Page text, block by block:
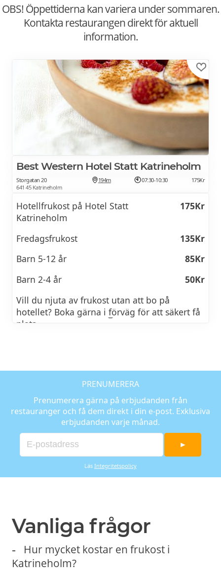
OBS! Öppettiderna kan variera under sommaren.
Kontakta restaurangen direkt för aktuell
information.
Best Western Hotel Statt Katrineholm
Storgatan 20
641 45 Katrineholm
194m 07:30-10:30 175Kr
Hotellfrukost på Hotel Statt
Katrineholm
175Kr
Fredagsfrukost
135Kr
Barn 5-12 år
85Kr
Barn 2-4 år
50Kr
Vill du njuta av frukost utan att bo på
hotellet? Boka gärna i förväg för att säkert få
plats.
PRENUMERERA
Prenumerera gärna på erbjudanden från
restauranger och få dem direkt i din e-post. Exklusiva
erbjudanden varje månad.
►
Läs Integritetspolicy
Vanliga frågor
Hur mycket kostar en frukost i
Katrineholm?